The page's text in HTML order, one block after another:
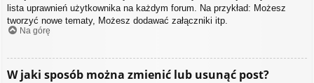
lista uprawnień użytkownika na każdym forum. Na przykład: Możesz
tworzyć nowe tematy, Możesz dodawać załączniki itp.
Na górę
W jaki sposób można zmienić lub usunąć post?